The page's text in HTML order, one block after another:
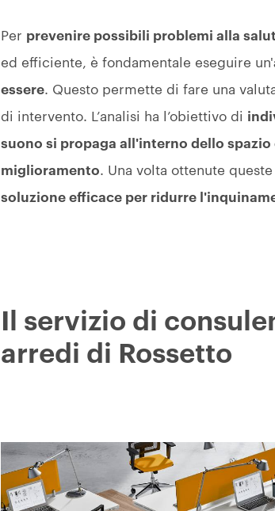
Per prevenire possibili problemi alla
ed efficiente, è fondamentale eseguire un'
essere. Questo permette di fare una
di intervento. L’analisi ha l’obiettivo di
suono si propaga all'interno dello
miglioramento. Una volta ottenute
soluzione efficace per ridurre
Il servizio di
arredi di Rossetto